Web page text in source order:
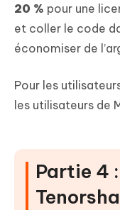
20 % pour une
et coller le code
économiser de
Pour les
les utilisateurs de
Partie 4